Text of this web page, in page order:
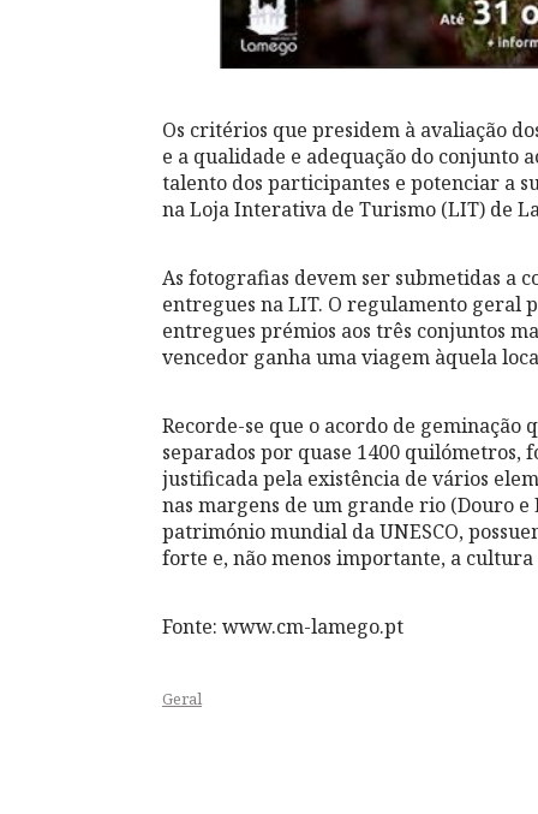
Os critérios que presidem à avaliação
e a qualidade e adequação do conjunto
talento dos participantes e potenciar a
na Loja Interativa de Turismo (LIT) de
As fotografias devem ser submetidas a
entregues na LIT. O regulamento geral
entregues prémios aos três conjuntos
vencedor ganha uma viagem àquela
Recorde-se que o acordo de geminação
separados por quase 1400 quilómetros,
justificada pela existência de vários
nas margens de um grande rio (Douro
património mundial da UNESCO,
forte e, não menos importante, a
Fonte: www.cm-lamego.pt
Geral